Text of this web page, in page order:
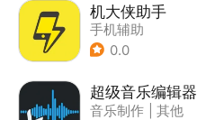
机大侠助手
手机辅助
0.0
超级音乐编辑器
音乐制作
其他